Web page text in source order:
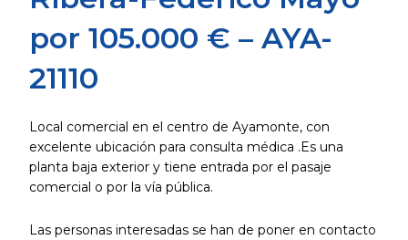
por 105.000 € – AYA-
21110
Local comercial en el centro de Ayamonte, con
excelente ubicación para consulta médica .Es una
planta baja exterior y tiene entrada por el pasaje
comercial o por la vía pública.
Las personas interesadas se han de poner en contacto